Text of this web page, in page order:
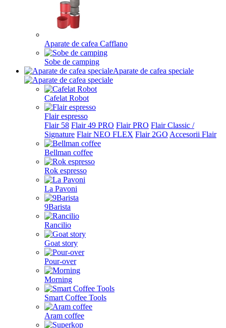
Aparate de cafea Cafflano
Sobe de camping
Aparate de cafea speciale
Cafelat Robot
Flair espresso
Flair 58 Flair 49 PRO Flair PRO Flair Classic /
Signature Flair NEO FLEX Flair 2GO Accesorii Flair
Bellman coffee
Rok espresso
La Pavoni
9Barista
Rancilio
Goat story
Pour-over
Morning
Smart Coffee Tools
Aram coffee